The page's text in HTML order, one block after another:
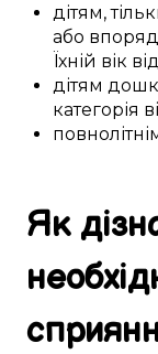
дітям,
або
Їхній вік
дітям
категорія
Як